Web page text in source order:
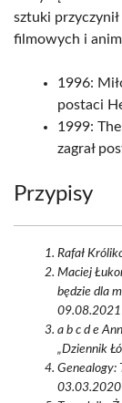
sztuki
filmowych i
1996:
postaci
1999:
zagrał
Przypisy
Rafał
Maciej
będzie dla
09.08.2021
a b c d e
„Dziennik
Genealogy:
03.03.2020